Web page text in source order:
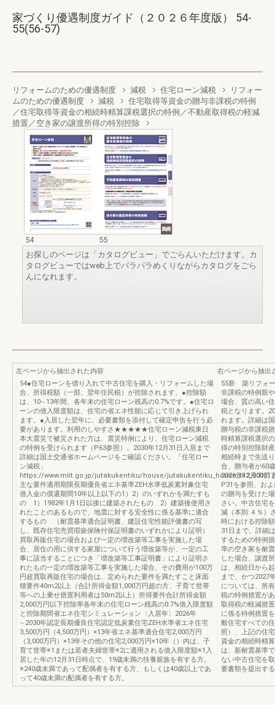
家づくり優遇制度ガイド（２０２６年度版） 54-
55(56-57)
リフォームのための優遇制度 減税 住宅ローン減税
リフォー
ムのための優遇制度
減税
住宅取得等資金の贈与非課税の特例
／住宅取得等資金の相続時精算課税選択の特例／不動産取得税の軽減
措置／空き家の譲渡所得の特別控除
54
55
お探しのページは「カタログビュー」でごらんいただけます。カ
タログビューではweb上でパラパラめくりながらカタログをごら
んになれます。
左ページから抽出された内容
54●住宅ローンを借り入れて中古住宅を購入・リフォームした場
合、所得税額（一部、翌年住民税）が控除されます。●控除額
は、10∼13年間、各年末の住宅ローン残高の0.7%です。●住宅ロ
ーンの借入限度額は、住宅の省エネ性能に応じて引き上げられ
ます。●入居した翌年に、必要書類を添付して確定申告を行う必
要があります。利用のしやすさ★★★★★住宅ローン減税東日
本大震災で被災された方は、震災特例により、住宅ローン減税
の特例を受けられます（P63参照）。2030年12月31日入居まで
詳細は国土交通省ホームページをご確認ください。「住宅ロー
ン減税」
https://www.mlit.go.jp/jutakukentiku/house/
主な要件適用期限長期優良省エネ基準ZEH水準低炭素対象住宅
借入金の償還期間10年以上以下の1）2）のいずれかを満たすも
の 1）1982年1月1日以後に建築されたもの 2）建築後使用さ
れたことのあるもので、地震に対する安全性に係る基準に適合
するもの （耐震基準適合証明書、建設住宅性能評価書の写
し、既存住宅売買瑕疵保険付保証明書のいずれかにより証明）
買取再販住宅の場合および一定の増改築等工事を実施した場
合、居住の用に供する家屋について行う増改築等が、一定の工
事に該当することにつき「増改築等工事証明書」により証明さ
れたもの一定の増改築等工事を実施した場合、その費用が100万
円超買取再販住宅の場合は、定められた要件を満たすこと床面
積要件40m2以上（合計所得金額1,000万円超の方、子育て世帯
等への上乗せ措置利用者は50m2以上）所得要件合計所得金額
2,000万円以下控除率各年末の住宅ローン残高の0.7%借入限度額
と控除期間省エネ住宅シミュレーション〈入居年〉2026年
∼2030年認定長期優良住宅認定低炭素住宅ZEH水準省エネ住宅
3,500万円（4,500万円）×13年省エネ基準適合住宅2,000万円
（3,000万円）×13年その他の住宅2,000万円×10年（）内は、子
育て世帯※1または若者夫婦世帯※2に適用される借入限度額※1入
居した年の12月31日時点で、19歳未満の扶養親族を有する方。
※240歳未満であって配偶者を有する方、もしくは40歳以上であ
って40歳未満の配偶者を有する方。
右ページから抽出
55新 築リフォー
非課税の特例親
場合、質の高い
税となります。
れます。詳細は
贈与税の非課税
時精算課税選択
得の特別控除財
相続時まで先送
合、贈与者が60
2026年12月31日
P31を参照、お
の贈与を受けた
さい。中古住宅
減（本則:４％）
時における控除
31日まで。詳細
するための特例
準の空き家を耐
した場合、譲渡
は、相続日から
まで、かつ2027
については、所
税の特例措置が
取得税の軽減措
に係る特例措置
般住宅すべての
照）、上記の住
資金の相続時精
は、新耐震基準
ない中古住宅を
要書類を提出す